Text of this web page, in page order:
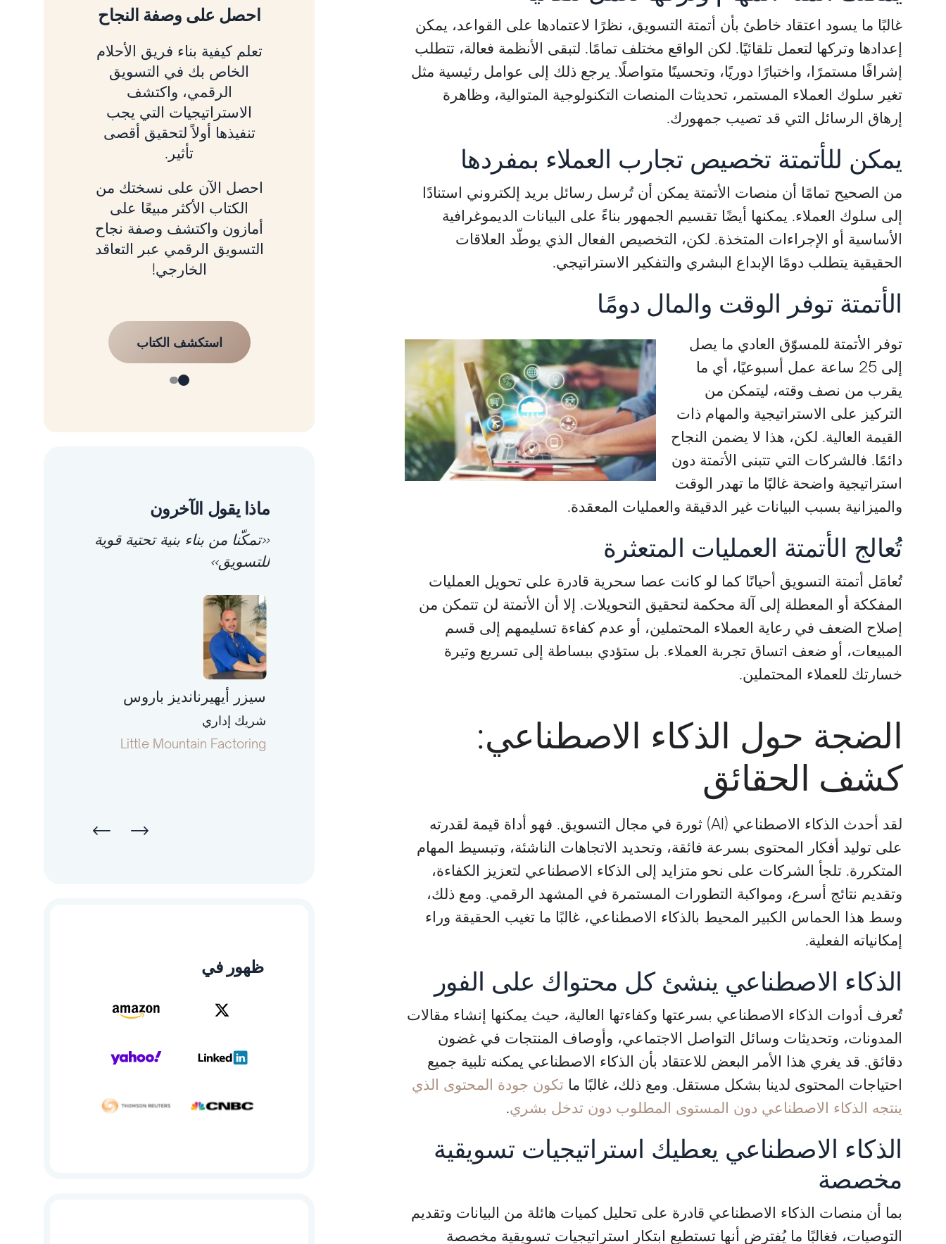
غالبًا ما يسود اعتقاد خاطئ بأن أتمتة التسويق، نظرًا لاعتمادها على القواعد، يمكن
إعدادها وتركها لتعمل تلقائيًا. لكن الواقع مختلف تمامًا. لتبقى الأنظمة فعالة، تتطلب
إشرافًا مستمرًا، واختبارًا دوريًا، وتحسينًا متواصلًا. يرجع ذلك إلى عوامل رئيسية مثل
تغير سلوك العملاء المستمر، تحديثات المنصات التكنولوجية المتوالية، وظاهرة
إرهاق الرسائل التي قد تصيب جمهورك.
يمكن للأتمتة تخصيص تجارب العملاء بمفردها
من الصحيح تمامًا أن منصات الأتمتة يمكن أن تُرسل رسائل بريد إلكتروني استنادًا
إلى سلوك العملاء. يمكنها أيضًا تقسيم الجمهور بناءً على البيانات الديموغرافية
الأساسية أو الإجراءات المتخذة. لكن، التخصيص الفعال الذي يوطّد العلاقات
الحقيقية يتطلب دومًا الإبداع البشري والتفكير الاستراتيجي.
الأتمتة توفر الوقت والمال دومًا
توفر الأتمتة للمسوّق العادي ما يصل
إلى 25 ساعة عمل أسبوعيًا، أي ما
يقرب من نصف وقته، ليتمكن من
التركيز على الاستراتيجية والمهام ذات
القيمة العالية. لكن، هذا لا يضمن النجاح
دائمًا. فالشركات التي تتبنى الأتمتة دون
استراتيجية واضحة غالبًا ما تهدر الوقت
والميزانية بسبب البيانات غير الدقيقة والعمليات المعقدة.
تُعالج الأتمتة العمليات المتعثرة
تُعامَل أتمتة التسويق أحيانًا كما لو كانت عصا سحرية قادرة على تحويل العمليات
المفككة أو المعطلة إلى آلة محكمة لتحقيق التحويلات. إلا أن الأتمتة لن تتمكن من
إصلاح الضعف في رعاية العملاء المحتملين، أو عدم كفاءة تسليمهم إلى قسم
المبيعات، أو ضعف اتساق تجربة العملاء. بل ستؤدي ببساطة إلى تسريع وتيرة
خسارتك للعملاء المحتملين.
الضجة حول الذكاء الاصطناعي:
كشف الحقائق
لقد أحدث الذكاء الاصطناعي (AI) ثورة في مجال التسويق. فهو أداة قيمة لقدرته
على توليد أفكار المحتوى بسرعة فائقة، وتحديد الاتجاهات الناشئة، وتبسيط المهام
المتكررة. تلجأ الشركات على نحو متزايد إلى الذكاء الاصطناعي لتعزيز الكفاءة،
وتقديم نتائج أسرع، ومواكبة التطورات المستمرة في المشهد الرقمي. ومع ذلك،
وسط هذا الحماس الكبير المحيط بالذكاء الاصطناعي، غالبًا ما تغيب الحقيقة وراء
إمكانياته الفعلية.
الذكاء الاصطناعي ينشئ كل محتواك على الفور
تُعرف أدوات الذكاء الاصطناعي بسرعتها وكفاءتها العالية، حيث يمكنها إنشاء مقالات
المدونات، وتحديثات وسائل التواصل الاجتماعي، وأوصاف المنتجات في غضون
دقائق. قد يغري هذا الأمر البعض للاعتقاد بأن الذكاء الاصطناعي يمكنه تلبية جميع
احتياجات المحتوى لدينا بشكل مستقل. ومع ذلك، غالبًا ما تكون جودة المحتوى الذي
ينتجه الذكاء الاصطناعي دون المستوى المطلوب دون تدخل بشري.
الذكاء الاصطناعي يعطيك استراتيجيات تسويقية
مخصصة
بما أن منصات الذكاء الاصطناعي قادرة على تحليل كميات هائلة من البيانات وتقديم
التوصيات، فغالبًا ما يُفترض أنها تستطيع ابتكار استراتيجيات تسويقية مخصصة
احصل على وصفة النجاح
تعلم كيفية بناء فريق الأحلام
الخاص بك في التسويق
الرقمي، واكتشف
الاستراتيجيات التي يجب
تنفيذها أولاً لتحقيق أقصى
تأثير.
احصل الآن على نسختك من
الكتاب الأكثر مبيعًا على
أمازون واكتشف وصفة نجاح
التسويق الرقمي عبر التعاقد
الخارجي!
استكشف الكتاب
ماذا يقول الآخرون
«تمكّنا من بناء بنية تحتية قوية
للتسويق»
سيزر أيهيرنانديز باروس
شريك إداري
Little Mountain Factoring
رئيس
أزالين كابيتال
مدير تسويق
Integrity Factoring
ظهور في